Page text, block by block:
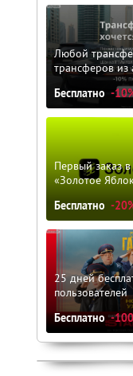
Любой
трансферов из
Бесплатно -
Первый заказ
«Золотое
Бесплатно -
25 дней
пользователей
Бесплатно -